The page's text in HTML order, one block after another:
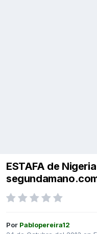
ESTAFA de
Por Pablopereira12